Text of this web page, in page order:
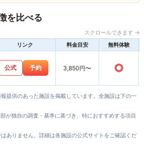
を比べる
スクロールできます →
リンク 料金目安 無料体験
公式 予約 3,850円〜 ○
提供のあった施設を掲載しています。全施設は下の一
が独自の調査・基準に基づき、特におすすめする項目
ありません。詳細は各施設の公式サイトをご確認くだ